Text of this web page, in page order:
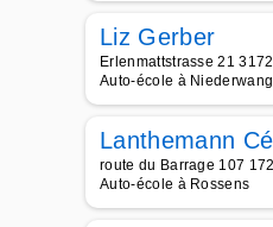
Liz Gerber
Erlenmattstrasse 21
Auto-école à
Lanthemann
route du Barrage 107
Auto-école à Rossens